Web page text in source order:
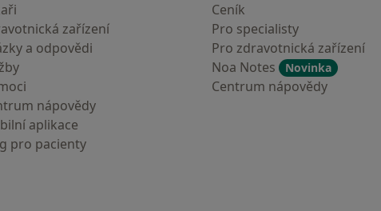
zařízení
a odpovědi
nápovědy
aplikace
pro pacienty
Ceník
Pro specialisty
Pro zdravotnická zařízení
Noa Notes
Novinka
Centrum nápovědy